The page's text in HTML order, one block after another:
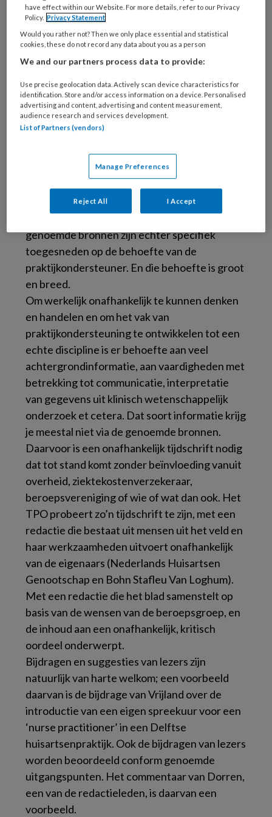
motieven. Wat voor huisartsen geldt moet ook
voor praktijkondersteuners gelden. Ook zij
moeten hun informatie krijgen uit
goed als ook de praktijkondersteuners de
adviezen van Weenink en Van der Laan
(bladzijde 101) opvolgen en hun kennis en
vaardigheden niet leren via artsenbezoekers
of nascholing, gestuurd door marktpartijen
met belangen. Zij zouden, net zoals huisartsen,
moeten kunnen beschikken over brede en
inhoudelijk onafhankelijke informatie. Weenink
en Van der Laan noemen daarvoor een aantal
mogelijkheden. Slechts weinig van de door hen
genoemde bronnen zijn echter specifiek
toegesneden op de behoefte van de
praktijkondersteuner. En die behoefte is groot
en breed.
Om werkelijk onafhankelijk te kunnen denken
en handelen en om het vak van
praktijkondersteuning te ontwikkelen tot een
echte discipline is er behoefte aan veel
achtergrondinformatie, aan vaardigheden met
betrekking tot communicatie, interpretatie
van gegevens uit klinisch wetenschappelijk
onderzoek et cetera. Dat soort informatie krijg
je meestal niet via de genoemde bronnen.
Daarvoor is een onafhankelijk tijdschrift nodig
dat tot stand komt zonder beïnvloeding vanuit
overheid, ziektekostenverzekeraar,
beroepsvereniging of wie of wat dan ook. Het
TPO probeert zo’n tijdschrift te zijn, met een
redactie die bestaat uit mensen uit het veld en
haar werkzaamheden uitvoert onafhankelijk
van de eigenaars (Nederlands Huisartsen
Genootschap en Bohn Stafleu Van Loghum).
Met een redactie die het blad samenstelt op
basis van de wensen van de beroepsgroep, en
de inhoud aan een onafhankelijk, kritisch
oordeel onderwerpt.
Bijdragen en suggesties van lezers zijn
natuurlijk van harte welkom; een voorbeeld
daarvan is de bijdrage van Vrijland over de
introductie van een eigen spreekuur voor een
‘nurse practitioner’ in een Delftse
huisartsenpraktijk. Ook de bijdragen van lezers
worden beoordeeld conform genoemde
uitgangspunten. Het commentaar van Dorren,
een van de redactieleden, is daarvan een
voorbeeld.
have effect within our Website. For more details, refer to our Privacy
Policy. Privacy Statement
Would you rather not? Then we only place essential and statistical
cookies, these do not record any data about you as a person
We and our partners process data to provide:
Use precise geolocation data. Actively scan device characteristics for
identification. Store and/or access information on a device. Personalised
advertising and content, advertising and content measurement,
audience research and services development.
List of Partners (vendors)
Manage Preferences
Reject All I Accept